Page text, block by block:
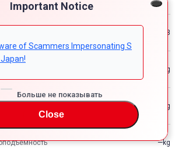
Important Notice
of Scammers Impersonating S
Больше не показывать
Close
13.33
—kg
масса транспортного средства —kg
—kg